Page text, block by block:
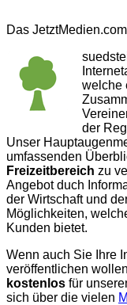
Das
welche
der
Unser
umfassenden
Freizeitbereich zu
Angebot duch
der Wirtschaft und
Möglichkeiten,
Kunden bietet.
Wenn auch Sie Ihre
veröffentlichen
kostenlos für
sich über die vielen